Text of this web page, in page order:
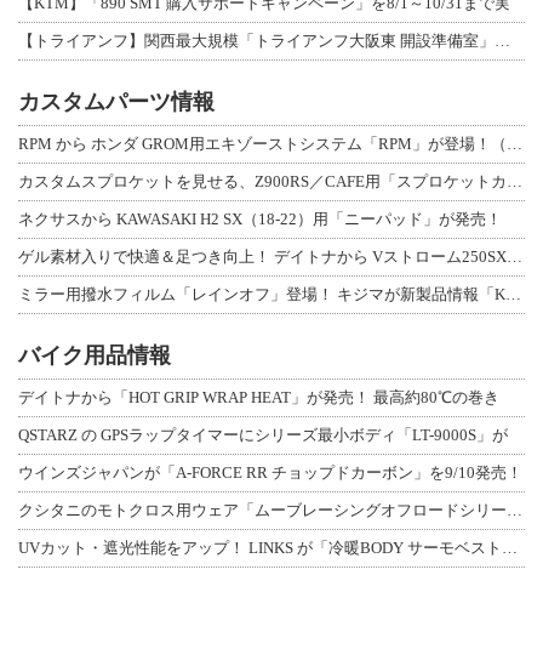
カスタムパーツ情報
ネクサスから KAWASAKI H2 SX（18-22）用「ニーパッド」が発売！
バイク用品情報
デイトナから「HOT GRIP WRAP HEAT」が発売！ 最高約80℃の巻き
QSTARZ の GPSラップタイマーにシリーズ最小ボディ「LT-9000S」が
ウインズジャパンが「A-FORCE RR チョップドカーボン」を9/10発売！